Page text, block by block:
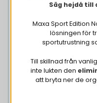
Säg hejdå till
Maxa Sport Edition
lösningen för
sportutrustning
Till skillnad från
inte lukten den
att bryta ner de